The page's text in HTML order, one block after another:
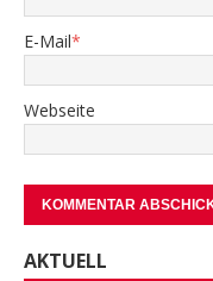
E-Mail*
Webseite
AKTUELL